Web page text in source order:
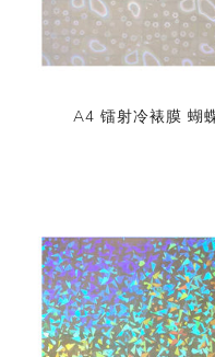
A4 镭射冷裱膜 蝴